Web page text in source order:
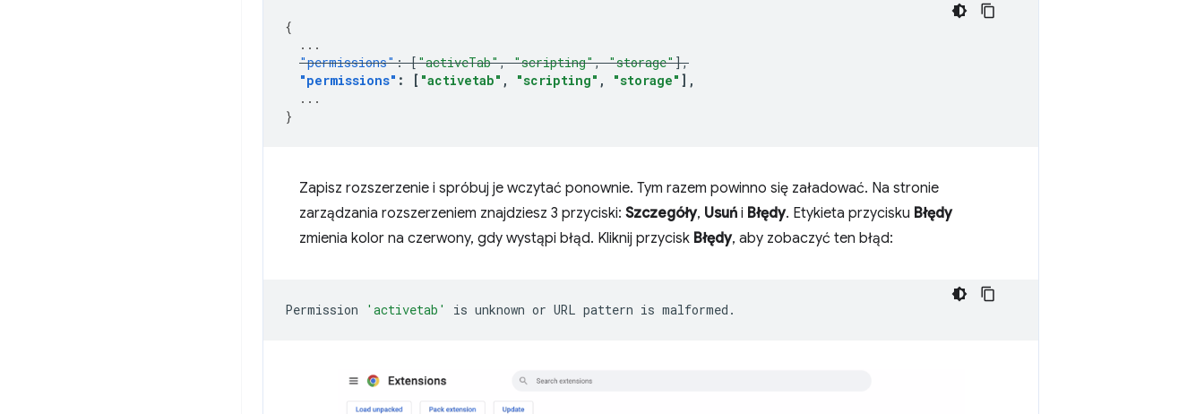
{
...
"permissions": ["activeTab", "scripting", "storage"],
"permissions" : [ "activetab" , "scripting" , "storage" ],
...
}
Zapisz rozszerzenie i spróbuj je wczytać ponownie. Tym razem powinno się załadować. Na stronie
zarządzania rozszerzeniem znajdziesz 3 przyciski: Szczegóły, Usuń i Błędy. Etykieta przycisku Błędy
zmienia kolor na czerwony, gdy wystąpi błąd. Kliknij przycisk Błędy, aby zobaczyć ten błąd:
Permission 'activetab' is unknown or URL pattern is